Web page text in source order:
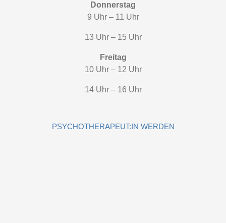
Donnerstag
9 Uhr – 11 Uhr
13 Uhr – 15 Uhr
Freitag
10 Uhr – 12 Uhr
14 Uhr – 16 Uhr
PSYCHOTHERAPEUT:IN WERDEN